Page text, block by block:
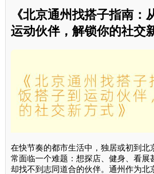
《北京通州找搭子指南：
运动伙伴，解锁你的社交
在快节奏的都市生活中，独居或初到北
常面临一个难题：想探店、健身、看展
却找不到志同道合的伙伴。通州作为北